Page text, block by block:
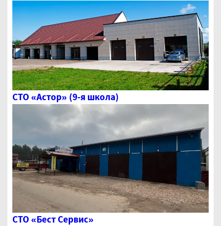
СТО «Астор» (9-я школа)
СТО «Бест Сервис»